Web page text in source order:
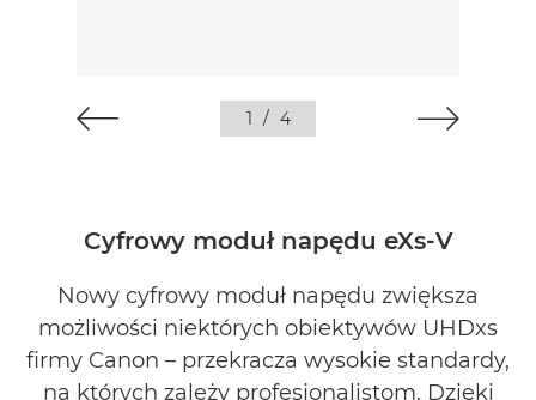
1 / 4
Cyfrowy moduł napędu eXs-V
Nowy cyfrowy moduł napędu zwiększa
możliwości niektórych obiektywów UHDxs
firmy Canon – przekracza wysokie standardy,
na których zależy profesjonalistom. Dzięki